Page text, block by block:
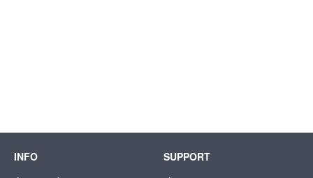
INFO SUPPORT